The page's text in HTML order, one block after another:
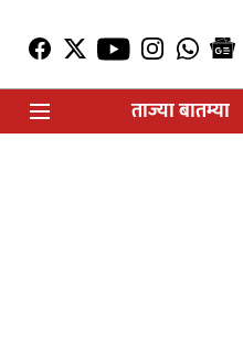
ताज्या बातम्या